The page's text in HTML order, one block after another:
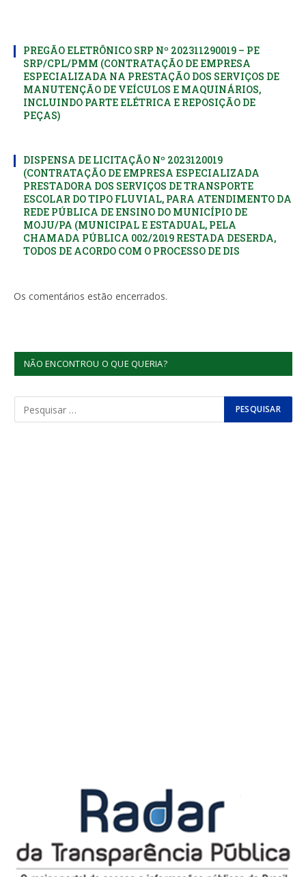
PREGÃO ELETRÔNICO SRP Nº 202311290019 – PE
SRP/CPL/PMM (CONTRATAÇÃO DE EMPRESA
ESPECIALIZADA NA PRESTAÇÃO DOS SERVIÇOS DE
MANUTENÇÃO DE VEÍCULOS E MAQUINÁRIOS,
INCLUINDO PARTE ELÉTRICA E REPOSIÇÃO DE
PEÇAS)
DISPENSA DE LICITAÇÃO Nº 2023120019
(CONTRATAÇÃO DE EMPRESA ESPECIALIZADA
PRESTADORA DOS SERVIÇOS DE TRANSPORTE
ESCOLAR DO TIPO FLUVIAL, PARA ATENDIMENTO DA
REDE PÚBLICA DE ENSINO DO MUNICÍPIO DE
MOJU/PA (MUNICIPAL E ESTADUAL, PELA
CHAMADA PÚBLICA 002/2019 RESTADA DESERDA,
TODOS DE ACORDO COM O PROCESSO DE DIS
Os comentários estão encerrados.
NÃO ENCONTROU O QUE QUERIA?